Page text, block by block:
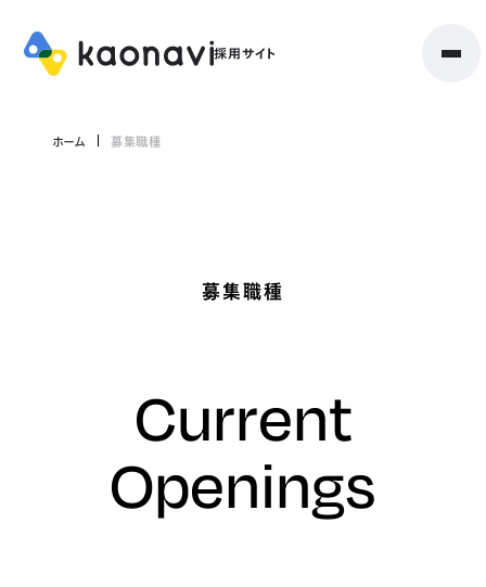
ホーム 募集職種
募集職種
Current
Openings